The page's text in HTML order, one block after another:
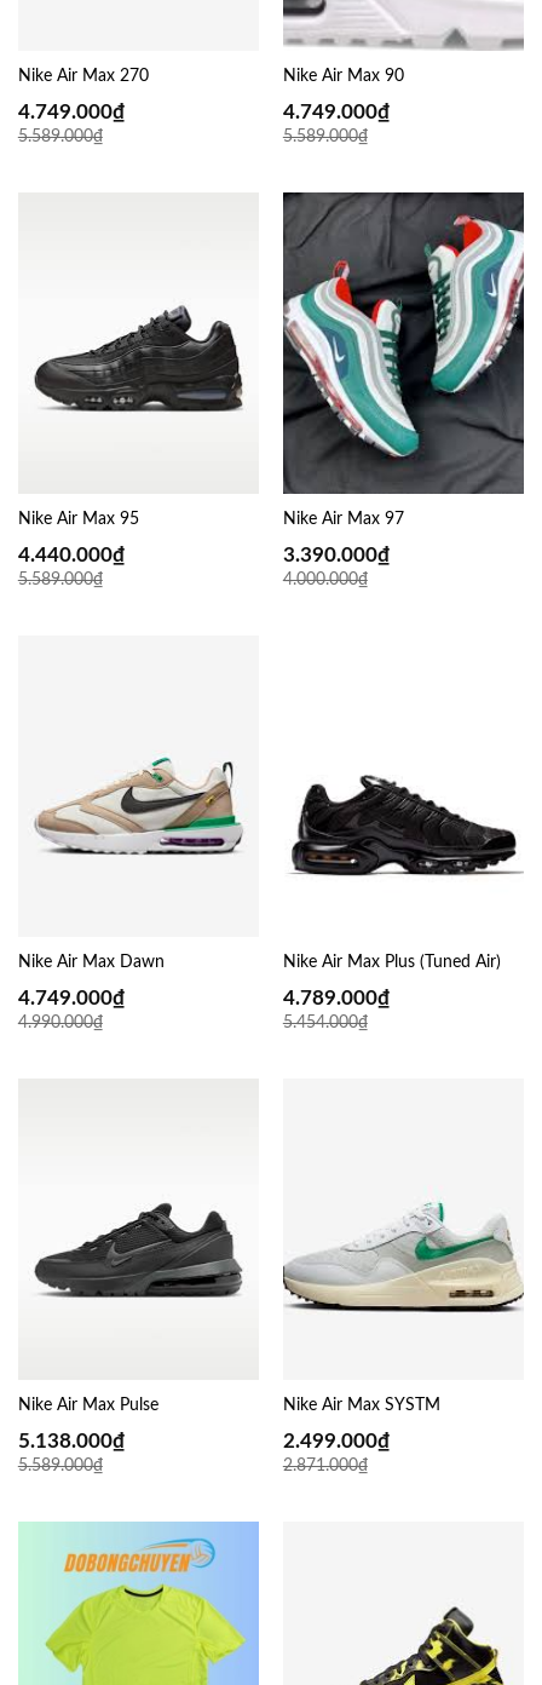
Nike Air Max 270
5.589.000₫
4.749.000₫
Nike Air Max 90
5.589.000₫
4.749.000₫
Nike Air Max 95
5.589.000₫
4.440.000₫
Nike Air Max 97
4.000.000₫
3.390.000₫
Nike Air Max Dawn
4.990.000₫
4.749.000₫
Nike Air Max Plus (Tuned Air)
5.454.000₫
4.789.000₫
Nike Air Max Pulse
5.589.000₫
5.138.000₫
Nike Air Max SYSTM
2.871.000₫
2.499.000₫